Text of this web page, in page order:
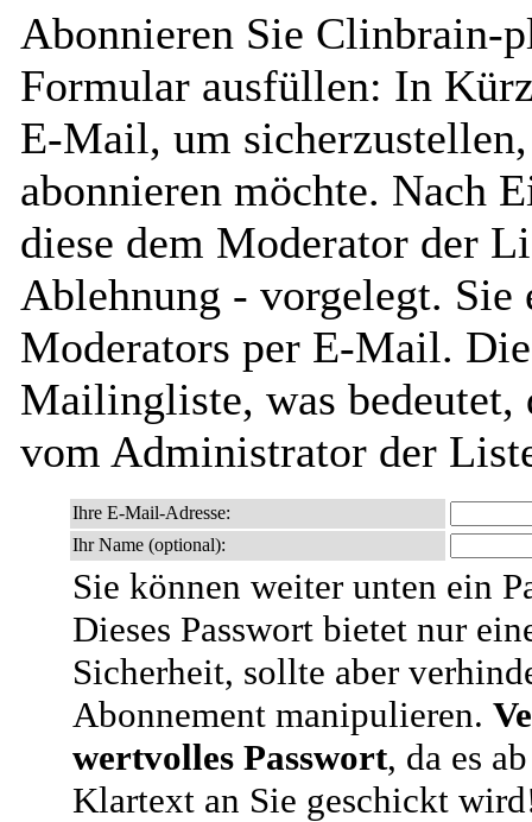
Abonnieren Sie Clinbrain-
Formular ausfüllen: In
E-Mail, um
abonnieren möchte. Nach
diese dem Moderator der
Ablehnung - vorgelegt. Sie
Moderators per E-Mail.
Mailingliste, was bedeutet,
vom Administrator der
Ihre E-Mail-Adresse:
Ihr Name (optional):
Sie können weiter unten ein
Dieses Passwort bietet nur
Sicherheit, sollte aber
Abonnement manipulieren.
wertvolles Passwort, da es
Klartext an Sie geschickt